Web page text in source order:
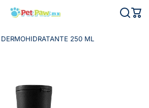
250 ML